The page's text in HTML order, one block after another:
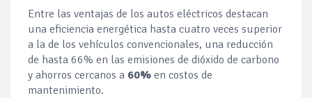
Entre las ventajas de los autos eléctricos destacan
una eficiencia energética hasta cuatro veces superior
a la de los vehículos convencionales, una reducción
de hasta 66% en las emisiones de dióxido de carbono
y ahorros cercanos a 60% en costos de
mantenimiento.